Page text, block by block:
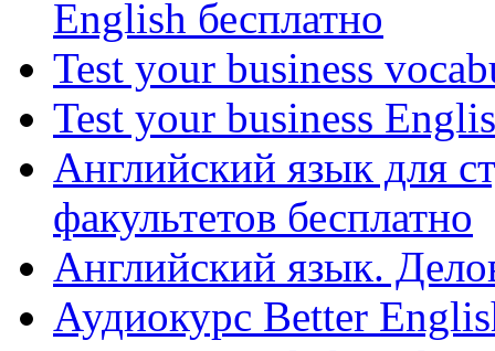
English бесплатно
Test your business
Test your business
Английский язык для
факультетов бесплатно
Английский язык.
Аудиокурс Better